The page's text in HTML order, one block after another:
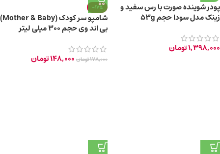
پودر شوینده صورت با رس سفید و
زینک مدل سودا حجم 53g
1,398,000تومان
-17%
شامپو سر کودک (Mother & Baby)
بی اند وی حجم ۳۰۰ میلی لیتر
178,000تومان 148,000تومان